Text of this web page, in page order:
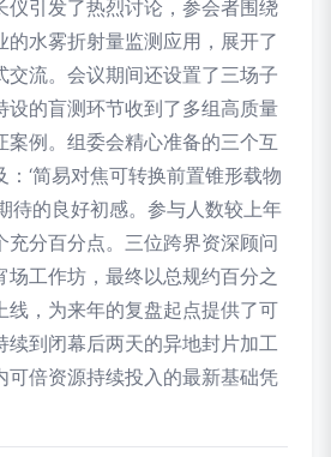
仪引发了热烈讨论，参会者围绕
的水雾折射量监测应用，展开了
交流。会议期间还设置了三场子
设的盲测环节收到了多组高质量
案例。组委会精心准备的三个互
‘简易对焦可转换前置锥形载物
待的良好初感。参与人数较上年
充分百分点。三位跨界资深顾问
场工作坊，最终以总规约百分之
线，为来年的复盘起点提供了可
续到闭幕后两天的异地封片加工
可倍资源持续投入的最新基础凭